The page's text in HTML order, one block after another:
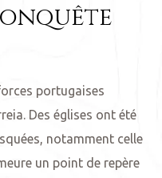
portugaises
Des églises ont été
notamment celle
un point de repère